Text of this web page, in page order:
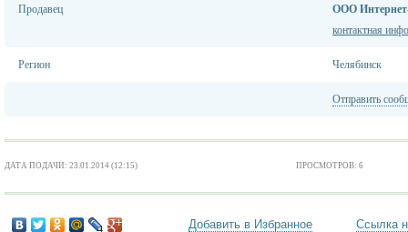
Продавец
ООО
контактная
Регион Челябинск
Отправить
ДАТА ПОДАЧИ: 23.01.2014 (12:15) ПРОСМОТРОВ: 6
Добавить в Избранное Ссылка